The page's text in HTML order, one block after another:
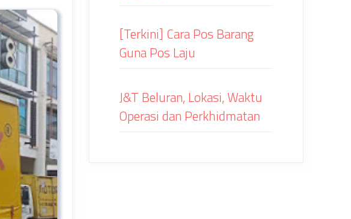
[Terkini] Cara Pos Barang
Guna Pos Laju
J&T Beluran, Lokasi, Waktu
Operasi dan Perkhidmatan